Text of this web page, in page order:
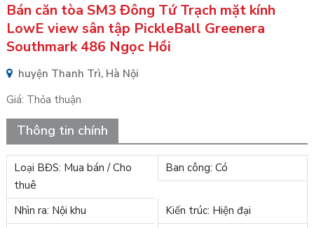
Bán căn tòa SM3 Đông Tứ Trạch mặt kính
LowE view sân tập PickleBall Greenera
Southmark 486 Ngọc Hồi
huyện Thanh Trì, Hà Nội
Giá: Thỏa thuận
Thông tin chính
Loại BĐS: Mua bán / Cho
thuê
Ban công: Có
Nhìn ra: Nội khu
Kiến trúc: Hiện đại